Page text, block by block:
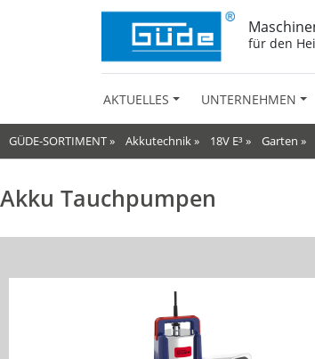
für den
AKTUELLES UNTERNEHMEN
GÜDE-SORTIMENT» Akkutechnik» 18V E³ » Garten »
Akku Tauchpumpen